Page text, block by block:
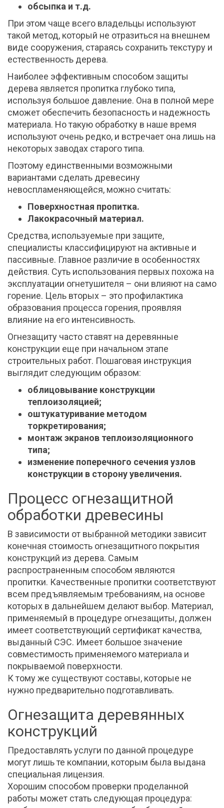
обсыпка и т.д.
При этом чаще всего владельцы используют
такой метод, который не отразиться на внешнем
виде сооружения, стараясь сохранить текстуру и
естественность дерева.
Наиболее эффективным способом защиты
дерева является пропитка глубоко типа,
используя большое давление. Она в полной мере
сможет обеспечить безопасность и надежность
материала. Но такую обработку в наше время
используют очень редко, и встречает она лишь на
некоторых заводах старого типа.
Поэтому единственными возможными
вариантами сделать древесину
невоспламеняющейся, можно считать:
Поверхностная пропитка.
Лакокрасочный материал.
Средства, используемые при защите,
специалисты классифицируют на активные и
пассивные. Главное различие в особенностях
действия. Суть использования первых похожа на
эксплуатации огнетушителя – они влияют на само
горение. Цель вторых – это профилактика
образования процесса горения, проявляя
влияние на его интенсивность.
Огнезащиту часто ставят на деревянные
конструкции еще при начальном этапе
строительных работ. Пошаговая инструкция
выглядит следующим образом:
облицовывание конструкции
теплоизоляцией;
оштукатуривание методом
торкретирования;
монтаж экранов теплоизоляционного
типа;
изменение поперечного сечения узлов
конструкции в сторону увеличения.
Процесс огнезащитной
обработки древесины
В зависимости от выбранной методики зависит
конечная стоимость огнезащитного покрытия
конструкций из дерева. Самым
распространенным способом являются
пропитки. Качественные пропитки соответствуют
всем предъявляемым требованиям, на основе
которых в дальнейшем делают выбор. Материал,
применяемый в процедуре огнезащиты, должен
имеет соответствующий сертификат качества,
выданный СЭС. Имеет большое значение
совместимость применяемого материала и
покрываемой поверхности.
К тому же существуют составы, которые не
нужно предварительно подготавливать.
Огнезащита деревянных
конструкций
Предоставлять услуги по данной процедуре
могут лишь те компании, которым была выдана
специальная лицензия.
Хорошим способом проверки проделанной
работы может стать следующая процедура: